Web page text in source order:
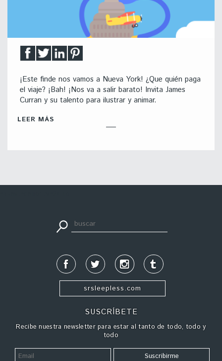
¡Este finde nos vamos a Nueva York! ¿Que quién paga
el viaje? ¡Bah! ¡Nos va a salir barato! Invita James
Curran y su talento para ilustrar y animar.
LEER MÁS
srsleepless.com
SUSCRÍBETE
Recibe nuestra newsletter para estar al tanto de todo, todo y
todo